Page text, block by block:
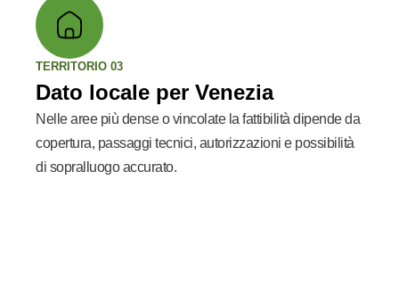
TERRITORIO 03
Dato locale per Venezia
Nelle aree più dense o vincolate la fattibilità dipende da
copertura, passaggi tecnici, autorizzazioni e possibilità
di sopralluogo accurato.